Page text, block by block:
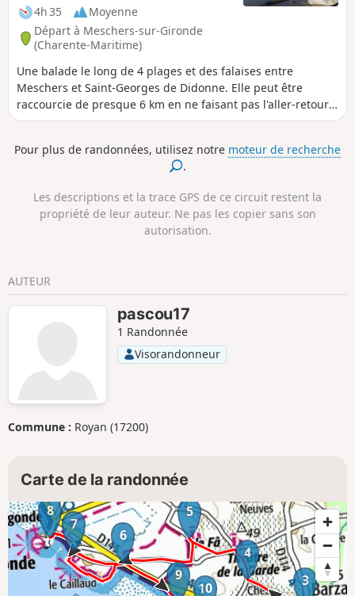
4h 35
Moyenne
Départ à Meschers-sur-Gironde
(Charente-Maritime)
Une balade le long de 4 plages et des falaises entre
Meschers et Saint-Georges de Didonne. Elle peut être
raccourcie de presque 6 km en ne faisant pas l'aller-retour
vers le Phare de Vallières sur la plage de Saint-Georges. La
le tracé suit les plages.
Pour plus de randonnées, utilisez notre moteur de recherche
.
Les descriptions et la trace GPS de ce circuit restent la
propriété de leur auteur. Ne pas les copier sans son
autorisation.
AUTEUR
pascou17
1 Randonnée
Visorandonneur
Commune : Royan (17200)
Carte de la randonnée
3
4
5
6
7
8
9
10